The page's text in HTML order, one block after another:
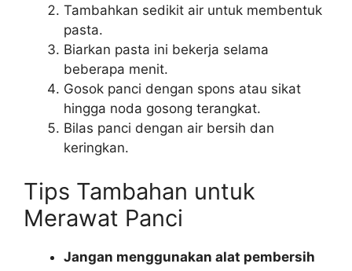
Tambahkan sedikit air untuk membentuk
pasta.
Biarkan pasta ini bekerja selama
beberapa menit.
Gosok panci dengan spons atau sikat
hingga noda gosong terangkat.
Bilas panci dengan air bersih dan
keringkan.
Tips Tambahan untuk
Merawat Panci
Jangan menggunakan alat pembersih